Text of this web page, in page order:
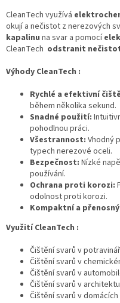
CleanTech využívá
okují a nečistot z nerezových
kapalinu na svar a pomocí
CleanTech odstranit
Výhody CleanTech :
Rychlé a efektivní
během několika sekund.
Snadné použití:
pohodlnou práci.
Všestrannost: Vhodný
typech nerezové oceli.
Bezpečnost: Nízké
používání.
Ochrana proti korozi:
odolnost proti korozi.
Kompaktní a
Využití CleanTech :
Čištění svarů v
Čištění svarů v
Čištění svarů v
Čištění svarů v
Čištění svarů v domácích